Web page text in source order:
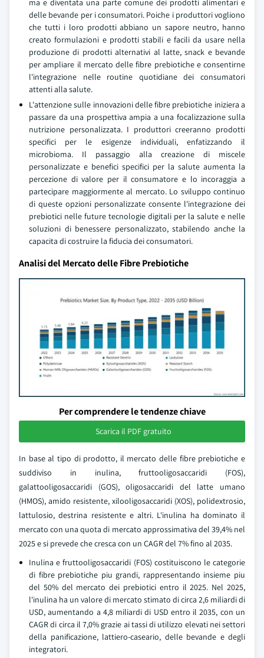
ma e diventata una parte comune dei prodotti alimentari e
delle bevande per i consumatori. Poiche i produttori vogliono
che tutti i loro prodotti abbiano un sapore neutro, hanno
creato formulazioni e prodotti stabili e facili da usare nella
produzione di prodotti alternativi al latte, snack e bevande
per ampliare il mercato delle fibre prebiotiche e consentirne
l'integrazione nelle routine quotidiane dei consumatori
attenti alla salute.
L'attenzione sulle innovazioni delle fibre prebiotiche iniziera a
passare da una prospettiva ampia a una focalizzazione sulla
nutrizione personalizzata. I produttori creeranno prodotti
specifici per le esigenze individuali, enfatizzando il
microbioma. Il passaggio alla creazione di miscele
personalizzate e benefici specifici per la salute aumenta la
percezione di valore per il consumatore e lo incoraggia a
partecipare maggiormente al mercato. Lo sviluppo continuo
di queste opzioni personalizzate consente l'integrazione dei
prebiotici nelle future tecnologie digitali per la salute e nelle
soluzioni di benessere personalizzato, stabilendo anche la
capacita di costruire la fiducia dei consumatori.
Analisi del Mercato delle Fibre Prebiotiche
Per comprendere le tendenze chiave
Scarica il PDF gratuito
In base al tipo di prodotto, il mercato delle fibre prebiotiche e
suddiviso in inulina, fruttooligosaccaridi (FOS),
galattooligosaccaridi (GOS), oligosaccaridi del latte umano
(HMOS), amido resistente, xilooligosaccaridi (XOS), polidextrosio,
lattulosio, destrina resistente e altri. L'inulina ha dominato il
mercato con una quota di mercato approssimativa del 39,4% nel
2025 e si prevede che cresca con un CAGR del 7% fino al 2035.
Inulina e fruttooligosaccaridi (FOS) costituiscono le categorie
di fibre prebiotiche piu grandi, rappresentando insieme piu
del 50% del mercato dei prebiotici entro il 2025. Nel 2025,
l'inulina ha un valore di mercato stimato di circa 2,6 miliardi di
USD, aumentando a 4,8 miliardi di USD entro il 2035, con un
CAGR di circa il 7,0% grazie ai tassi di utilizzo elevati nei settori
della panificazione, lattiero-caseario, delle bevande e degli
integratori.